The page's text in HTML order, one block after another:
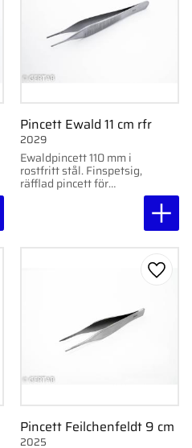
Pincett Ewald 11 cm rfr
Ewaldpincett 110 mm i
rostfritt stål. Finspetsig,
räfflad pincett för
2029
till i favoriter
Pincett Feilchenfeldt 9 cm
2025
Lägg